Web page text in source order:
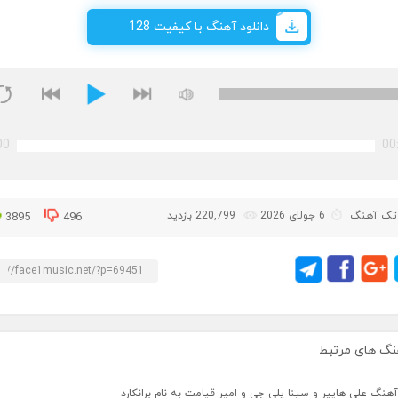
دانلود آهنگ با کیفیت 128
تک آهنگ 6 جولای 2026 220,799 بازدید 3895 496
های مرتبط
آهنگ علی هایپر و سینا پلی جی و امیر قیامت به نام برانکارد